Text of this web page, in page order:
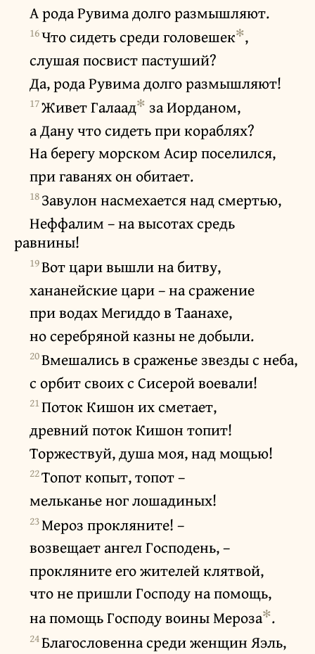
А рода Рувима долго размышляют.
16Что сидеть среди головешек✻,
слушая посвист пастуший?
Да, рода Рувима долго размышляют!
17Живет Галаад✻ за Иорданом,
а Дану что сидеть при кораблях?
На берегу морском Асир поселился,
при гаванях он обитает.
18Завулон насмехается над смертью,
Неффалим – на высотах средь
равнины!
19Вот цари вышли на битву,
хананейские цари – на сражение
при водах Мегиддо в Таанахе,
но серебряной казны не добыли.
20Вмешались в сраженье звезды с неба,
с орбит своих с Сисерой воевали!
21Поток Кишон их сметает,
древний поток Кишон топит!
Торжествуй, душа моя, над мощью!
22Топот копыт, топот –
мельканье ног лошадиных!
23Мероз прокляните! –
возвещает ангел Господень, –
прокляните его жителей клятвой,
что не пришли Господу на помощь,
на помощь Господу воины Мероза✻.
24Благословенна среди женщин Яэль,